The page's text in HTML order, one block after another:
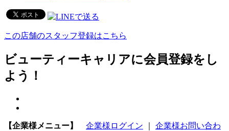
この店舗のスタッフ登録はこちら
ビューティーキャリアに会員登録をし
よう！
【企業様メニュー】 企業様ログイン
企業様お問い合わ